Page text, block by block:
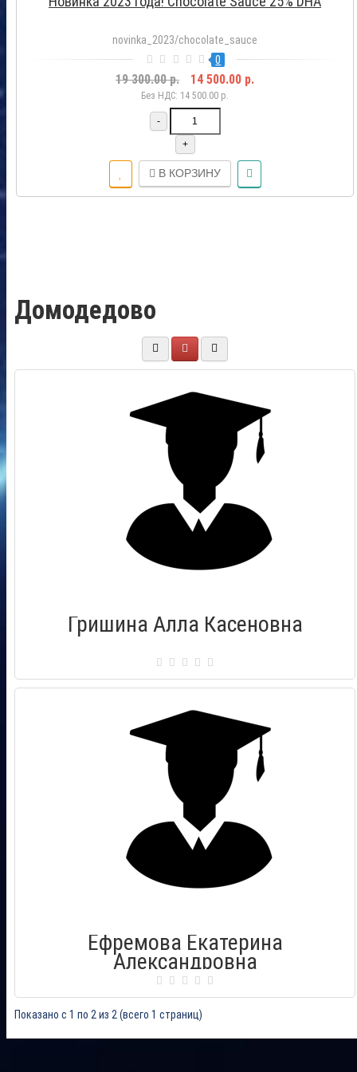
novinka_2023/chocolate_sauce
0
19 300.00 р. 14 500.00 р.
Без НДС: 14 500.00 р.
-
+
В КОРЗИНУ
Домодедово
Гришина Алла Касеновна
Сертификат: 00983744
Город: Домодедово
Ефремова Екатерина
Александровна
Сертификат: 098211
Город: Домодедово
Дата выдачи: 19.05.2018
Показано с 1 по 2 из 2 (всего 1 страниц)